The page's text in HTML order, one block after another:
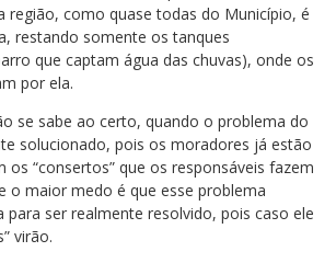
região, como quase todas do Município, é
restando somente os tanques
que captam água das chuvas), onde os
por ela.
se sabe ao certo, quando o problema do
solucionado, pois os moradores já estão
os “consertos” que os responsáveis fazem
o maior medo é que esse problema
para ser realmente resolvido, pois caso ele
virão.